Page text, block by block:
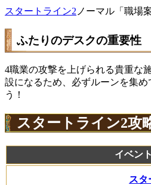
スタートライン2 ノーマル「職場
ふたりのデスクの重要性
4職業の攻撃を上げられる貴重な
設になるため、必ずルーンを集め
う！
スタートライン2攻
イベント
スタ